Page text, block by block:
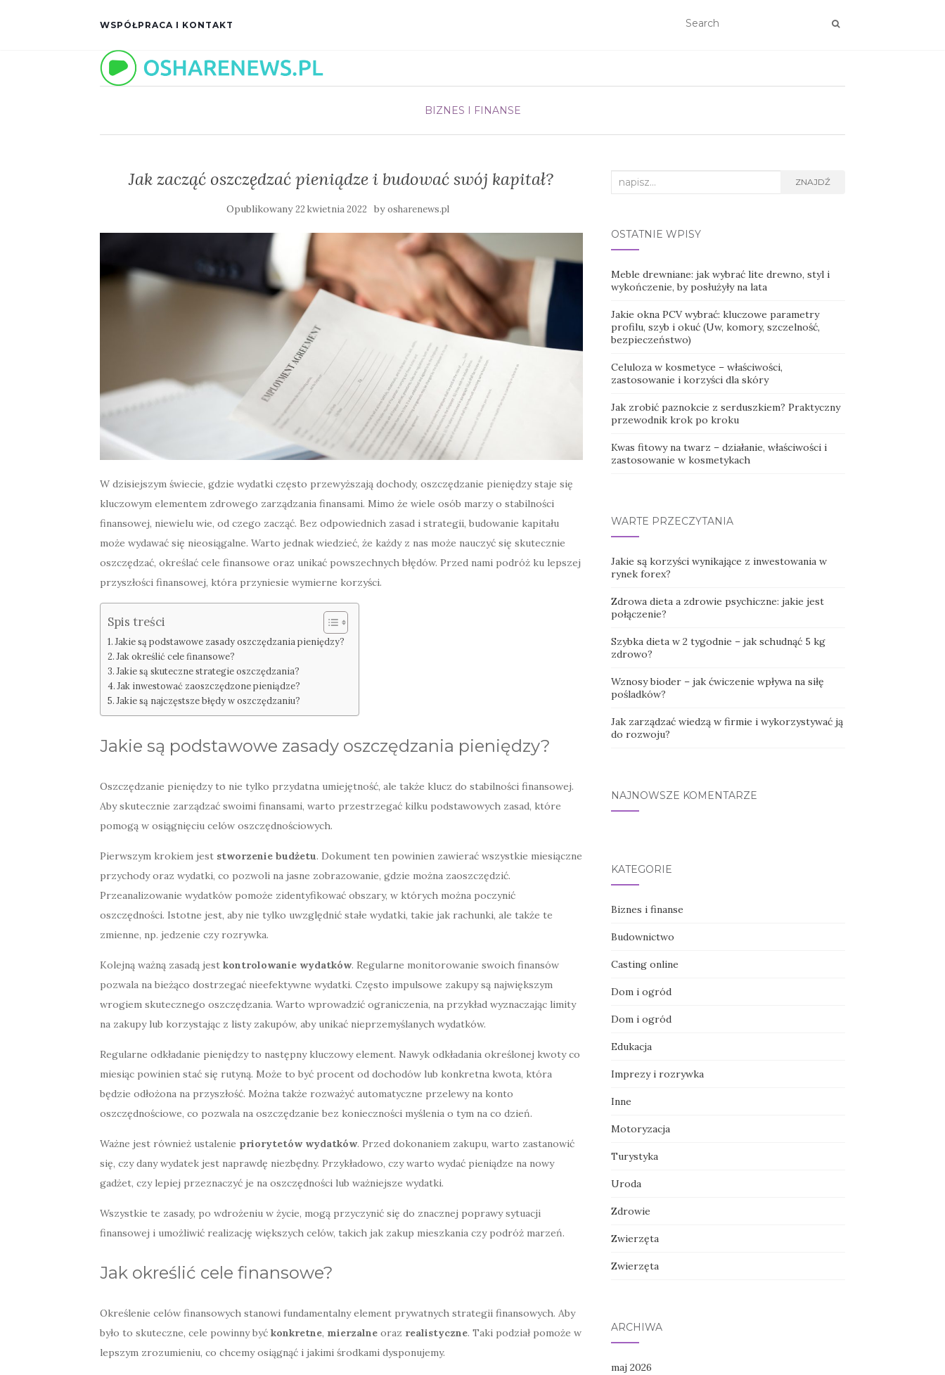
WSPÓŁPRACA I KONTAKT
BIZNES I FINANSE
Jak zacząć oszczędzać pieniądze i budować swój kapitał?
Opublikowany22 kwietnia 2022 byosharenews.pl
W dzisiejszym świecie, gdzie wydatki często przewyższają dochody, oszczędzanie pieniędzy staje się
kluczowym elementem zdrowego zarządzania finansami. Mimo że wiele osób marzy o stabilności
finansowej, niewielu wie, od czego zacząć. Bez odpowiednich zasad i strategii, budowanie kapitału
może wydawać się nieosiągalne. Warto jednak wiedzieć, że każdy z nas może nauczyć się skutecznie
oszczędzać, określać cele finansowe oraz unikać powszechnych błędów. Przed nami podróż ku lepszej
przyszłości finansowej, która przyniesie wymierne korzyści.
Spis treści
Jakie są podstawowe zasady oszczędzania pieniędzy?
Jak określić cele finansowe?
Jakie są skuteczne strategie oszczędzania?
Jak inwestować zaoszczędzone pieniądze?
Jakie są najczęstsze błędy w oszczędzaniu?
Jakie są podstawowe zasady oszczędzania pieniędzy?
Oszczędzanie pieniędzy to nie tylko przydatna umiejętność, ale także klucz do stabilności finansowej.
Aby skutecznie zarządzać swoimi finansami, warto przestrzegać kilku podstawowych zasad, które
pomogą w osiągnięciu celów oszczędnościowych.
Pierwszym krokiem jest stworzenie budżetu. Dokument ten powinien zawierać wszystkie miesiączne
przychody oraz wydatki, co pozwoli na jasne zobrazowanie, gdzie można zaoszczędzić.
Przeanalizowanie wydatków pomoże zidentyfikować obszary, w których można poczynić
oszczędności. Istotne jest, aby nie tylko uwzględnić stałe wydatki, takie jak rachunki, ale także te
zmienne, np. jedzenie czy rozrywka.
Kolejną ważną zasadą jest kontrolowanie wydatków. Regularne monitorowanie swoich finansów
pozwala na bieżąco dostrzegać nieefektywne wydatki. Często impulsowe zakupy są największym
wrogiem skutecznego oszczędzania. Warto wprowadzić ograniczenia, na przykład wyznaczając limity
na zakupy lub korzystając z listy zakupów, aby unikać nieprzemyślanych wydatków.
Regularne odkładanie pieniędzy to następny kluczowy element. Nawyk odkładania określonej kwoty co
miesiąc powinien stać się rutyną. Może to być procent od dochodów lub konkretna kwota, która
będzie odłożona na przyszłość. Można także rozważyć automatyczne przelewy na konto
oszczędnościowe, co pozwala na oszczędzanie bez konieczności myślenia o tym na co dzień.
Ważne jest również ustalenie priorytetów wydatków. Przed dokonaniem zakupu, warto zastanowić
się, czy dany wydatek jest naprawdę niezbędny. Przykładowo, czy warto wydać pieniądze na nowy
gadżet, czy lepiej przeznaczyć je na oszczędności lub ważniejsze wydatki.
Wszystkie te zasady, po wdrożeniu w życie, mogą przyczynić się do znacznej poprawy sytuacji
finansowej i umożliwić realizację większych celów, takich jak zakup mieszkania czy podróż marzeń.
Jak określić cele finansowe?
Określenie celów finansowych stanowi fundamentalny element prywatnych strategii finansowych. Aby
było to skuteczne, cele powinny być konkretne, mierzalne oraz realistyczne. Taki podział pomoże w
lepszym zrozumieniu, co chcemy osiągnąć i jakimi środkami dysponujemy.
Search
ZNAJDŹ
OSTATNIE WPISY
Meble drewniane: jak wybrać lite drewno, styl i
wykończenie, by posłużyły na lata
Jakie okna PCV wybrać: kluczowe parametry
profilu, szyb i okuć (Uw, komory, szczelność,
bezpieczeństwo)
Celuloza w kosmetyce – właściwości,
zastosowanie i korzyści dla skóry
Jak zrobić paznokcie z serduszkiem? Praktyczny
przewodnik krok po kroku
Kwas fitowy na twarz – działanie, właściwości i
zastosowanie w kosmetykach
WARTE PRZECZYTANIA
Jakie są korzyści wynikające z inwestowania w
rynek forex?
Zdrowa dieta a zdrowie psychiczne: jakie jest
połączenie?
Szybka dieta w 2 tygodnie – jak schudnąć 5 kg
zdrowo?
Wznosy bioder – jak ćwiczenie wpływa na siłę
pośladków?
Jak zarządzać wiedzą w firmie i wykorzystywać ją
do rozwoju?
NAJNOWSZE KOMENTARZE
KATEGORIE
Biznes i finanse
Budownictwo
Casting online
Dom i ogród
Dom i ogród
Edukacja
Imprezy i rozrywka
Inne
Motoryzacja
Turystyka
Uroda
Zdrowie
Zwierzęta
Zwierzęta
ARCHIWA
maj 2026